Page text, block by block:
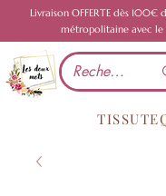
Livraison OFFERTE dès 100€
métropolitaine avec le